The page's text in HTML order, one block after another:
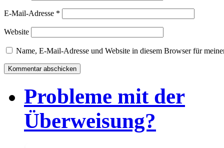
E-Mail-Adresse *
Website
Name, E-Mail-Adresse und Website in diesem Browser für
Probleme mit der
Überweisung?